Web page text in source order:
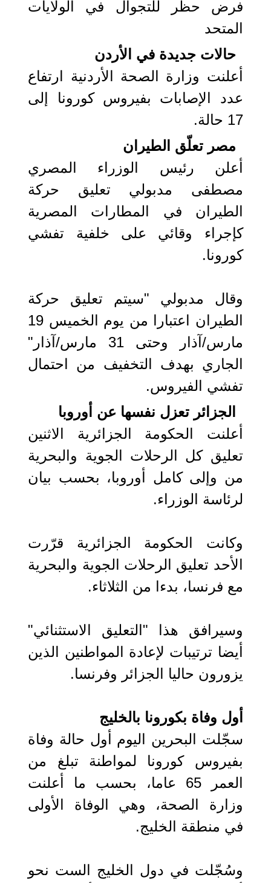
فرض حظر للتجوال في الولايات
المتحد
حالات جديدة في الأردن
أعلنت وزارة الصحة الأردنية ارتفاع
عدد الإصابات بفيروس كورونا إلى
17 حالة.
مصر تعلّق الطيران
أعلن رئيس الوزراء المصري
مصطفى مدبولي تعليق حركة
الطيران في المطارات المصرية
كإجراء وقائي على خلفية تفشي
كورونا.
وقال مدبولي "سيتم تعليق حركة
الطيران اعتبارا من يوم الخميس 19
مارس/آذار وحتى 31 مارس/آذار"
الجاري بهدف التخفيف من احتمال
تفشي الفيروس.
الجزائر تعزل نفسها عن أوروبا
أعلنت الحكومة الجزائرية الاثنين
تعليق كل الرحلات الجوية والبحرية
من وإلى كامل أوروبا، بحسب بيان
لرئاسة الوزراء.
وكانت الحكومة الجزائرية قرّرت
الأحد تعليق الرحلات الجوية والبحرية
مع فرنسا، بدءا من الثلاثاء.
وسيرافق هذا "التعليق الاستثنائي"
أيضا ترتيبات لإعادة المواطنين الذين
يزورون حاليا الجزائر وفرنسا.
أول وفاة بكورونا بالخليج
سجّلت البحرين اليوم أول حالة وفاة
بفيروس كورونا لمواطنة تبلغ من
العمر 65 عاما، بحسب ما أعلنت
وزارة الصحة، وهي الوفاة الأولى
في منطقة الخليج.
وسُجّلت في دول الخليج الست نحو